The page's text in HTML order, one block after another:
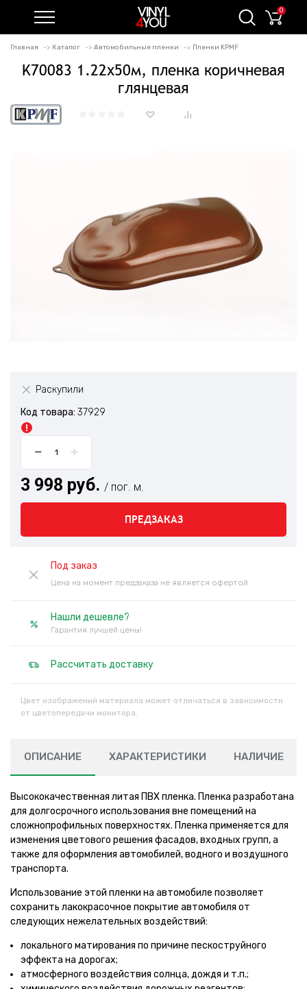
0
Главная Каталог Автомобильные пленки Пленки KPMF
K70083 1.22х50м, пленка коричневая
глянцевая
Раскупили
Код товара: 37929
3 998 руб. / пог. м.
ПРЕДЗАКАЗ
Под заказ
Цена на момент предзаказа не является офертой
Нашли дешевле?
Гарантия лучшей цены!
Рассчитать доставку
Цвет изображений материала может отличаться в зависимости
от цветопередачи монитора.
ОПИСАНИЕ ХАРАКТЕРИСТИКИ НАЛИЧИЕ
Высококачественная литая ПВХ пленка. Пленка разработана
для долгосрочного использования вне помещений на
сложнопрофильных поверхностях. Пленка применяется для
изменения цветового решения фасадов, входных групп, а
также для оформления автомобилей, водного и воздушного
транспорта.
Использование этой пленки на автомобиле позволяет
сохранить лакокрасочное покрытие автомобиля от
следующих нежелательных воздействий:
локального матирования по причине пескоструйного
эффекта на дорогах;
атмосферного воздействия солнца, дождя и т.п.;